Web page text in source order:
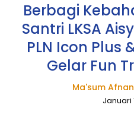
Berbagi
Santri LKSA
PLN Icon Plus
Gelar Fun
Ma'sum
Januari